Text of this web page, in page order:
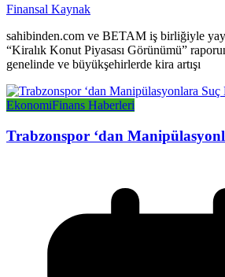
Finansal Kaynak
sahibinden.com ve BETAM iş birliğiyle
“Kiralık Konut Piyasası Görünümü”
genelinde ve büyükşehirlerde kira artışı
EkonomiFinans Haberleri
Trabzonspor ‘dan